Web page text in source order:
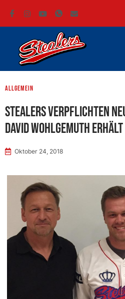
Allgemein
Stealers verpflichten
David Wohlgemuth
Oktober 24, 2018